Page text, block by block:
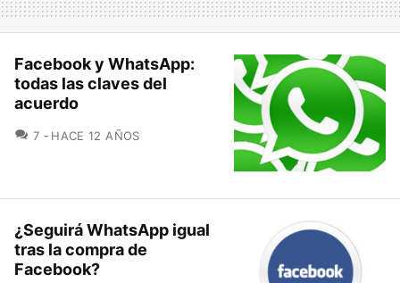
Facebook y WhatsApp:
todas las claves del
acuerdo
7 COMENTARIOS
HACE 12 AÑOS
¿Seguirá WhatsApp igual
tras la compra de
Facebook?